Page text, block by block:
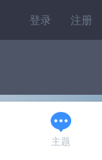
登录 注册
主题